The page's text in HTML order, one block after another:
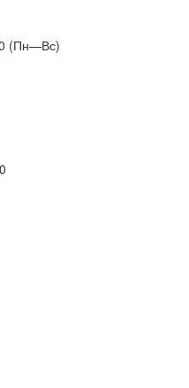
(Пн—Вс)